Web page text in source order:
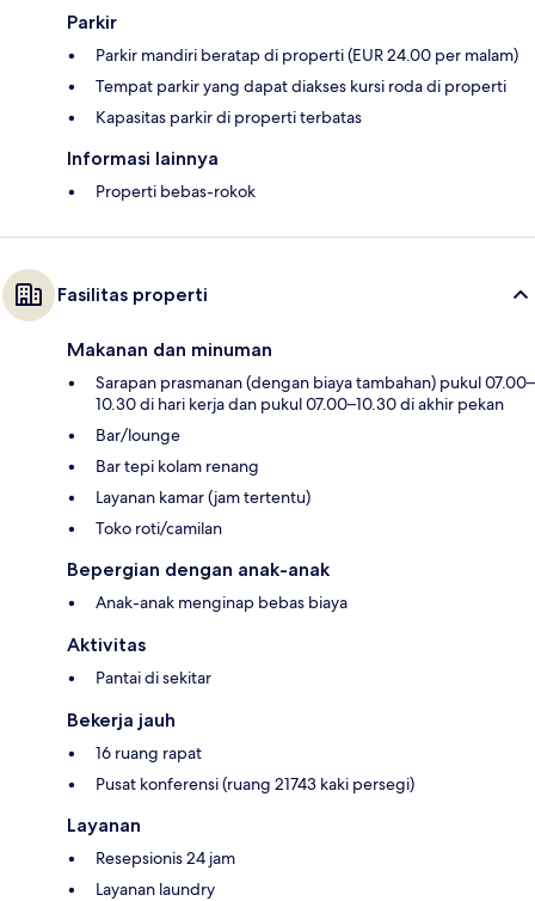
Parkir
Parkir mandiri beratap di properti (EUR 24.00 per malam)
Tempat parkir yang dapat diakses kursi roda di properti
Kapasitas parkir di properti terbatas
Informasi lainnya
Properti bebas-rokok
Fasilitas properti
Makanan dan minuman
Sarapan prasmanan (dengan biaya tambahan) pukul 07.00–
10.30 di hari kerja dan pukul 07.00–10.30 di akhir pekan
Bar/lounge
Bar tepi kolam renang
Layanan kamar (jam tertentu)
Toko roti/camilan
Bepergian dengan anak-anak
Anak-anak menginap bebas biaya
Aktivitas
Pantai di sekitar
Bekerja jauh
16 ruang rapat
Pusat konferensi (ruang 21743 kaki persegi)
Layanan
Resepsionis 24 jam
Layanan laundry